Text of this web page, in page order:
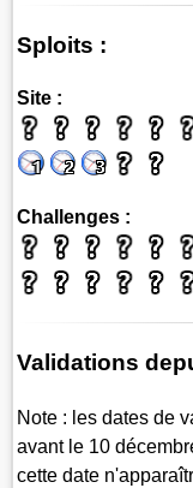
Sploits :
Site :
Challenges :
Validations
Note : les dates de
avant le 10
cette date